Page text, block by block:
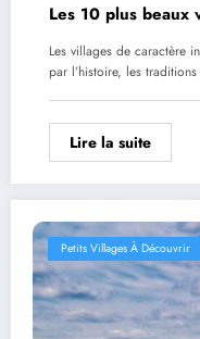
Les 10 plus beaux
Les villages de caractère
par l’histoire, les
Lire la suite
Petits Villages À Découvrir